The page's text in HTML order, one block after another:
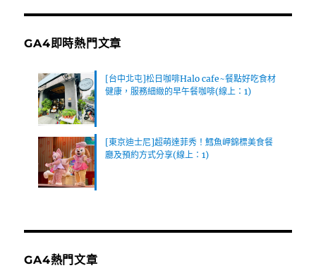
GA4即時熱門文章
[台中北屯]松日咖啡Halo cafe~餐點好吃食材
健康，服務細緻的早午餐咖啡(線上：1)
[東京迪士尼]超萌達菲秀！鱈魚岬錦標美食餐
廳及預約方式分享(線上：1)
GA4熱門文章